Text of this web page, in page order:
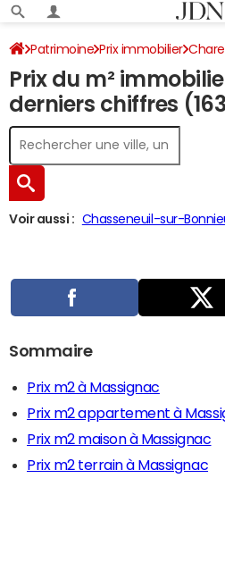
Patrimoine Prix immobilier
Prix du m²
derniers chiffres
Voir aussi : Chasseneuil-sur-
Sommaire
Prix m2 à Massignac
Prix m2 appartement à
Prix m2 maison à Massignac
Prix m2 terrain à Massignac